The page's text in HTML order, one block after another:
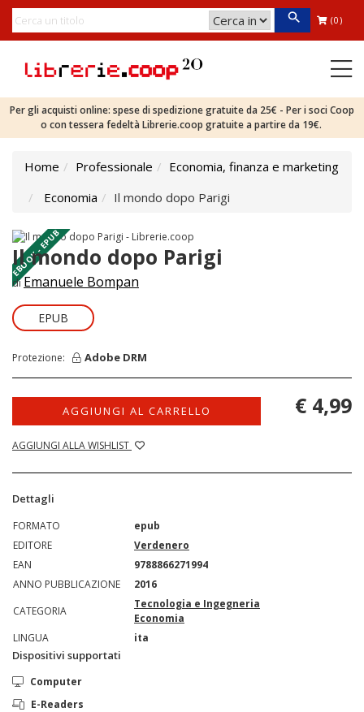
(0)
Per gli acquisti online: spese di spedizione gratuite da 25€ - Per i soci Coop
o con tessera fedeltà Librerie.coop gratuite a partire da 19€.
Home Professionale
Economia, finanza e marketing
Economia
Il mondo dopo Parigi
EBOOK - EPUB
Il mondo dopo Parigi
diEmanuele Bompan
EPUB
Protezione: Adobe DRM
AGGIUNGI AL CARRELLO
AGGIUNGI ALLA WISHLIST
€ 4,99
Dettagli
FORMATO
epub
EDITORE
Verdenero
EAN
9788866271994
ANNO PUBBLICAZIONE
2016
CATEGORIA
Tecnologia e Ingegneria
Economia
LINGUA
ita
Dispositivi supportati
Computer
E-Readers